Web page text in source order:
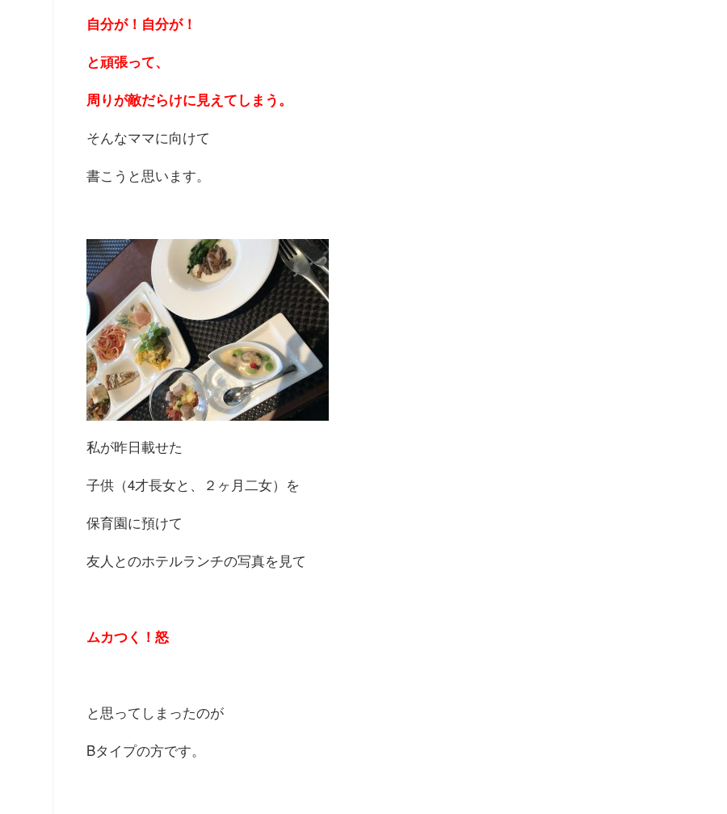
自分が！自分が！
と頑張って、
周りが敵だらけに見えてしまう。
そんなママに向けて
書こうと思います。
私が昨日載せた
子供（4才長女と、２ヶ月二女）を
保育園に預けて
友人とのホテルランチの写真を見て
ムカつく！怒
と思ってしまったのが
Bタイプの方です。